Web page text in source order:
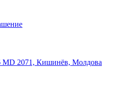
2071, Кишинёв, Молдова